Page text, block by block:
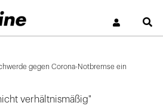
gegen Corona-Notbremse ein
verhältnismäßig"